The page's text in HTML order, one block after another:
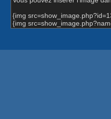
{img
{img